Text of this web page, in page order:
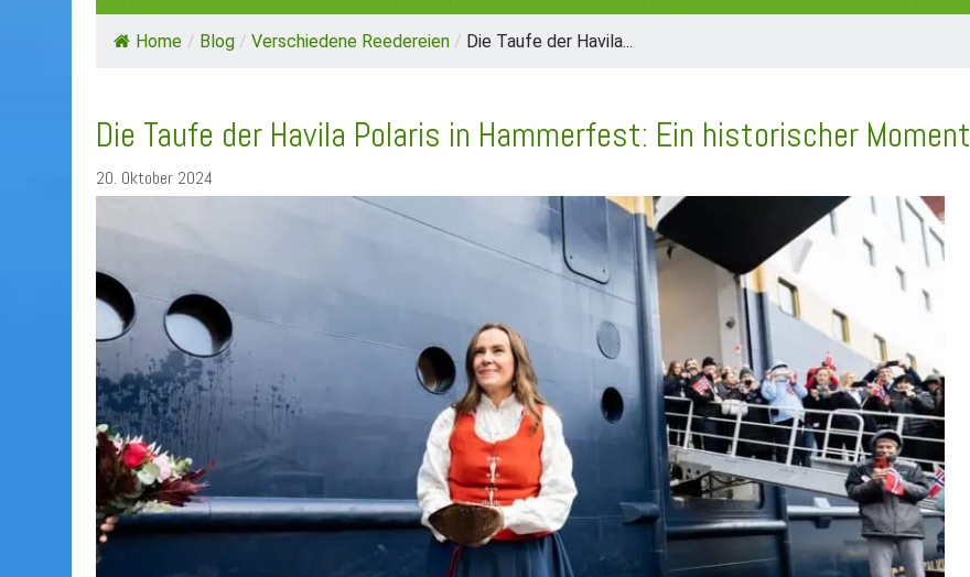
Home / Blog / Verschiedene Reedereien / Die Taufe der Havila...
Die Taufe der Havila Polaris in Hammerfest: Ein historischer Moment
20. Oktober 2024